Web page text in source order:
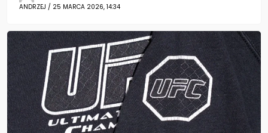
ANDRZEJ / 25 MARCA 2026, 14:34